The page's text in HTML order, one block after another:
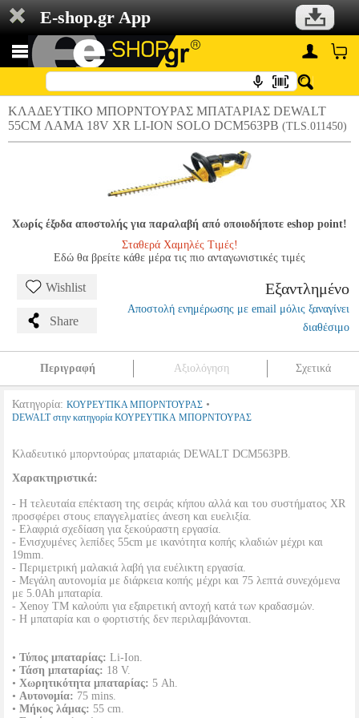
E-shop.gr App
ΚΛΑΔΕΥΤΙΚΟ ΜΠΟΡΝΤΟΥΡΑΣ ΜΠΑΤΑΡΙΑΣ DEWALT
55CM ΛΑΜΑ 18V XR LI-ION SOLO DCM563PB (TLS.011450)
Χωρίς έξοδα αποστολής για παραλαβή από οποιοδήποτε eshop point!
Σταθερά Χαμηλές Τιμές!
Εδώ θα βρείτε κάθε μέρα τις πιο ανταγωνιστικές τιμές
Wishlist
Share
Εξαντλημένο
Αποστολή ενημέρωσης με email μόλις ξαναγίνει
διαθέσιμο
Περιγραφή Αξιολόγηση Σχετικά
Κατηγορία: ΚΟΥΡΕΥΤΙΚΑ ΜΠΟΡΝΤΟΥΡΑΣ •
DEWALT στην κατηγορία ΚΟΥΡΕΥΤΙΚΑ ΜΠΟΡΝΤΟΥΡΑΣ
Κλαδευτικό μπορντούρας μπαταριάς DEWALT DCM563PB.
Χαρακτηριστικά:
- Η τελευταία επέκταση της σειράς κήπου αλλά και του συστήματος XR
προσφέρει στους επαγγελματίες άνεση και ευελιξία.
- Ελαφριά σχεδίαση για ξεκούραστη εργασία.
- Ενισχυμένες λεπίδες 55cm με ικανότητα κοπής κλαδιών μέχρι και
19mm.
- Περιμετρική μαλακιά λαβή για ευέλικτη εργασία.
- Μεγάλη αυτονομία με διάρκεια κοπής μέχρι και 75 λεπτά συνεχόμενα
με 5.0Ah μπαταρία.
- Xenoy TM καλούπι για εξαιρετική αντοχή κατά των κραδασμών.
- Η μπαταρία και ο φορτιστής δεν περιλαμβάνονται.
• Τύπος μπαταρίας: Li-Ion.
• Τάση μπαταρίας: 18 V.
• Χωρητικότητα μπαταρίας: 5 Ah.
• Αυτονομία: 75 mins.
• Μήκος λάμας: 55 cm.